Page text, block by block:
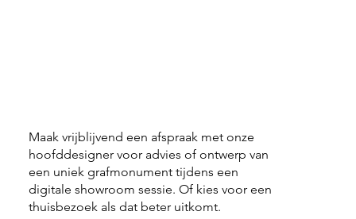
Maak vrijblijvend een afspraak met onze
hoofddesigner voor advies of ontwerp van
een uniek grafmonument tijdens een
digitale showroom sessie. Of kies voor een
thuisbezoek als dat beter uitkomt.